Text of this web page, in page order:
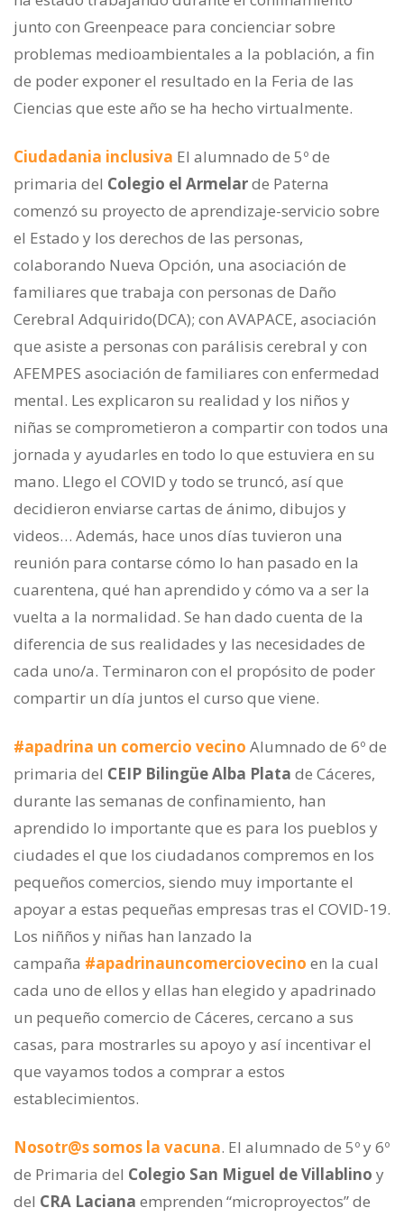
junto con Greenpeace para concienciar sobre
problemas medioambientales a la población, a fin
de poder exponer el resultado en la Feria de las
Ciencias que este año se ha hecho virtualmente.
Ciudadania inclusiva El alumnado de 5º de
primaria del Colegio el Armelarde Paterna
comenzó su proyecto de aprendizaje-servicio sobre
el Estado y los derechos de las personas,
colaborando Nueva Opción, una asociación de
familiares que trabaja con personas de Daño
Cerebral Adquirido(DCA); con AVAPACE, asociación
que asiste a personas con parálisis cerebral y con
AFEMPES asociación de familiares con enfermedad
mental. Les explicaron su realidad y los niños y
niñas se comprometieron a compartir con todos una
jornada y ayudarles en todo lo que estuviera en su
mano. Llego el COVID y todo se truncó, así que
decidieron enviarse cartas de ánimo, dibujos y
videos… Además, hace unos días tuvieron una
reunión para contarse cómo lo han pasado en la
cuarentena, qué han aprendido y cómo va a ser la
vuelta a la normalidad. Se han dado cuenta de la
diferencia de sus realidades y las necesidades de
cada uno/a. Terminaron con el propósito de poder
compartir un día juntos el curso que viene.
#apadrina un comercio vecino Alumnado de 6º de
primaria del CEIP Bilingüe Alba Plata de Cáceres,
durante las semanas de confinamiento, han
aprendido lo importante que es para los pueblos y
ciudades el que los ciudadanos compremos en los
pequeños comercios, siendo muy importante el
apoyar a estas pequeñas empresas tras el COVID-19.
Los niñños y niñas han lanzado la
campaña #apadrinauncomerciovecino en la cual
cada uno de ellos y ellas han elegido y apadrinado
un pequeño comercio de Cáceres, cercano a sus
casas, para mostrarles su apoyo y así incentivar el
que vayamos todos a comprar a estos
establecimientos.
Nosotr@s somos la vacuna. El alumnado de 5º y 6º
de Primaria del Colegio San Miguel de Villablino y
del CRA Laciana emprenden “microproyectos” de